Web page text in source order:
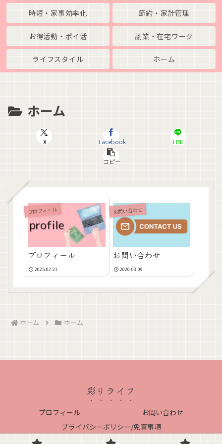
時短・家事効率化 節約・家計管理
お得活動・ポイ活 副業・在宅ワーク
ライフスタイル ホーム
ホーム
X Facebook LINE
コピー
プロフィール
プロフィール
2025.02.21
お問い合わせ
お問い合わせ
2020.03.09
ホーム ホーム
彩りライフ
プロフィール
お問い合わせ
プライバシーポリシー/免責事項